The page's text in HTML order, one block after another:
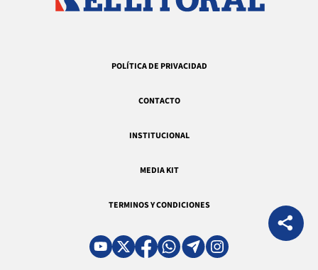
POLÍTICA DE PRIVACIDAD
CONTACTO
INSTITUCIONAL
MEDIA KIT
TERMINOS Y CONDICIONES